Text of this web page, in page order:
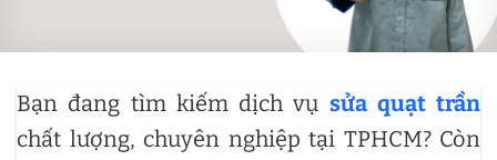
Bạn đang tìm kiếm dịch vụ sửa quạt trần
chất lượng, chuyên nghiệp tại TPHCM? Còn